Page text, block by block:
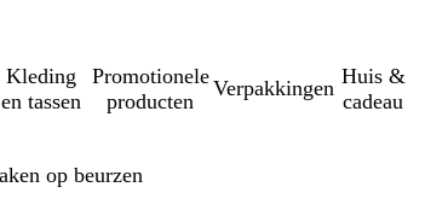
Kleding
en tassen
Promotionele
producten
Verpakkingen
Huis &
cadeau
op beurzen